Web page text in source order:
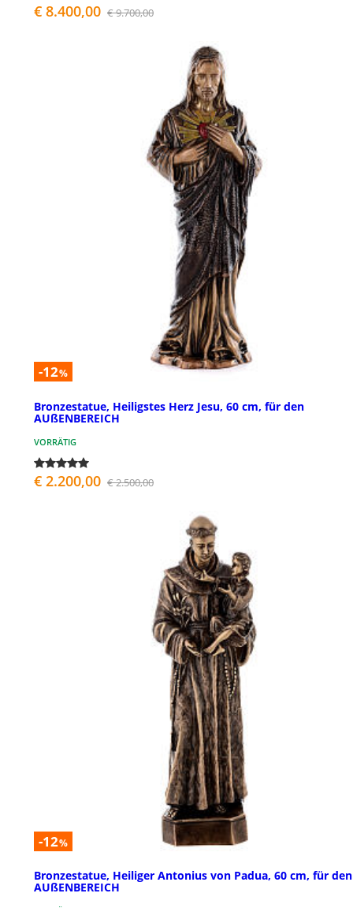
€ 8.400,00 € 9.700,00
-12%
Bronzestatue, Heiligstes Herz Jesu, 60 cm, für den
AUßENBEREICH
VORRÄTIG
€ 2.200,00 € 2.500,00
-12%
Bronzestatue, Heiliger Antonius von Padua, 60 cm, für den
AUßENBEREICH